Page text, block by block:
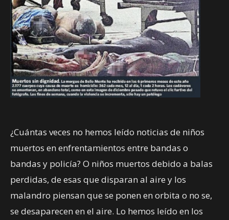
¿Cuántas veces no hemos leído noticias de niños
muertos en enfrentamientos entre bandas o
bandas y policía? O niños muertos debido a balas
perdidas, de esas que disparan al aire y los
malandro piensan que se ponen en orbita o no se,
se desaparecen en el aire. Lo hemos leído en los